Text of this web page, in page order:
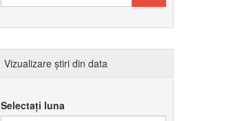
Vizualizare știri din data
Selectați luna